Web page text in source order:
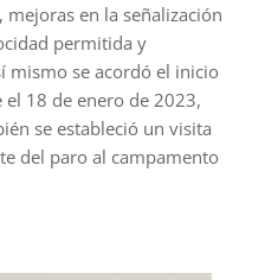
en la señalización
permitida y
mismo se acordó el inicio
el 18 de enero de 2023,
se estableció un visita
del paro al campamento